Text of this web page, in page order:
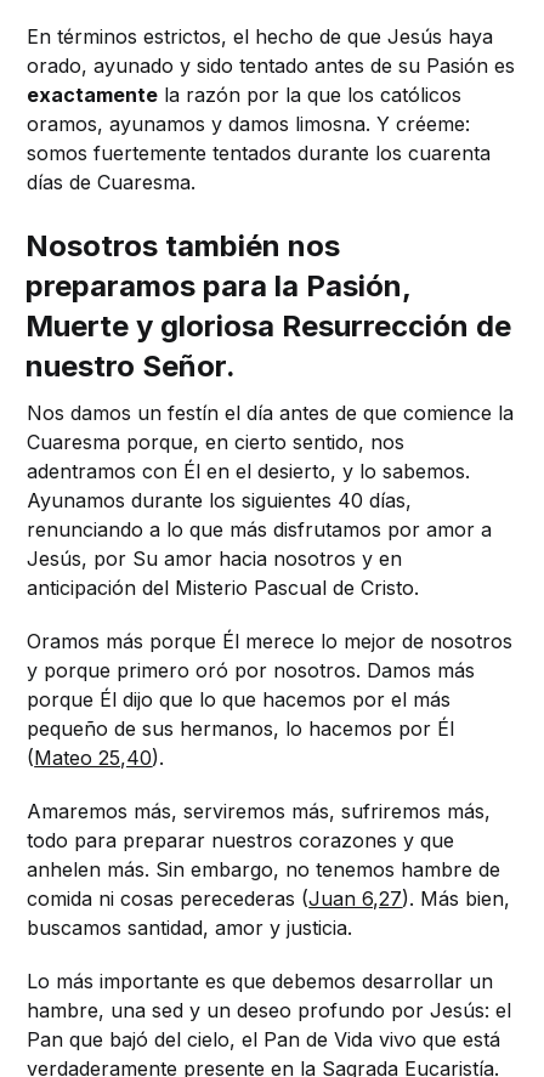
En términos estrictos, el hecho de que Jesús haya
orado, ayunado y sido tentado antes de su Pasión es
exactamente la razón por la que los católicos
oramos, ayunamos y damos limosna. Y créeme:
somos fuertemente tentados durante los cuarenta
días de Cuaresma.
Nosotros también nos
preparamos para la Pasión,
Muerte y gloriosa Resurrección de
nuestro Señor.
Nos damos un festín el día antes de que comience la
Cuaresma porque, en cierto sentido, nos
adentramos con Él en el desierto, y lo sabemos.
Ayunamos durante los siguientes 40 días,
renunciando a lo que más disfrutamos por amor a
Jesús, por Su amor hacia nosotros y en
anticipación del Misterio Pascual de Cristo.
Oramos más porque Él merece lo mejor de nosotros
y porque primero oró por nosotros. Damos más
porque Él dijo que lo que hacemos por el más
pequeño de sus hermanos, lo hacemos por Él
(Mateo 25,40).
Amaremos más, serviremos más, sufriremos más,
todo para preparar nuestros corazones y que
anhelen más. Sin embargo, no tenemos hambre de
comida ni cosas perecederas (Juan 6,27). Más bien,
buscamos santidad, amor y justicia.
Lo más importante es que debemos desarrollar un
hambre, una sed y un deseo profundo por Jesús: el
Pan que bajó del cielo, el Pan de Vida vivo que está
verdaderamente presente en la Sagrada Eucaristía.